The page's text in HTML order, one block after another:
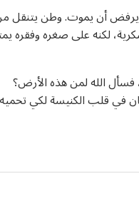
يرفض أن يموت. وطن يتنقل
لكنه على صغره وفقره
الله لمن هذه الأرض؟
في قلب الكنيسة لكي تحميه